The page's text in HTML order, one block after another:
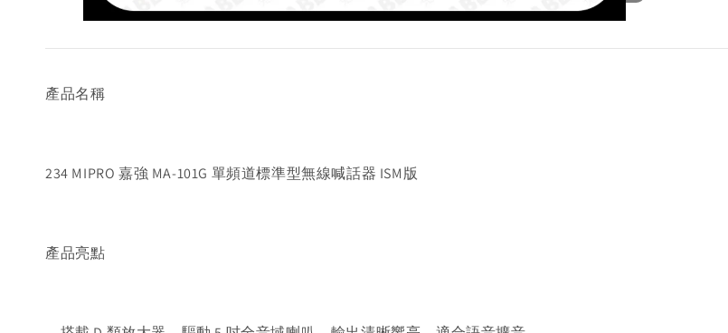
產品名稱
234 MIPRO 嘉強 MA-101G 單頻道標準型無線喊話器 ISM版
產品亮點